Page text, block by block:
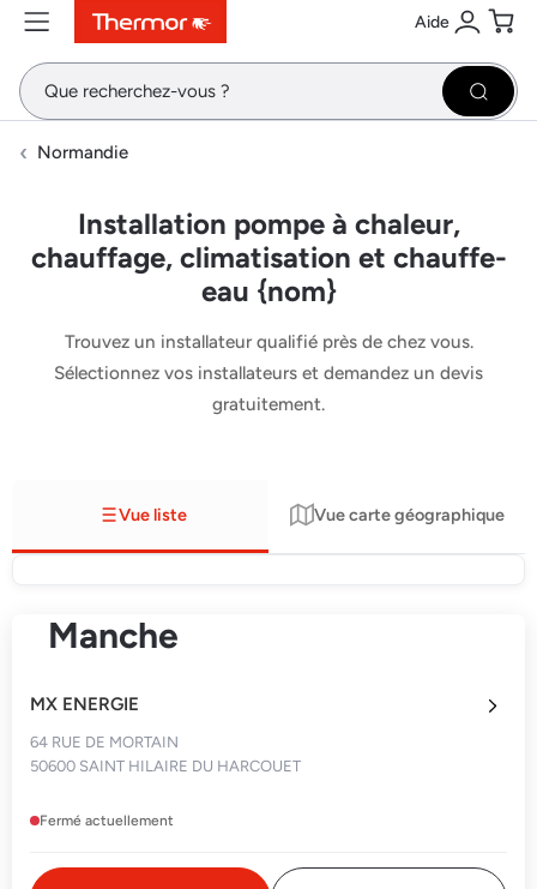
ContenuMenuRecherche Aide
Se
Normandie
Installation pompe à chaleur,
chauffage, climatisation et chauffe-
eau {nom}
Trouvez un installateur qualifié près de chez vous.
Sélectionnez vos installateurs et demandez un devis
gratuitement.
Vue liste Vue carte géographique
Manche
MX ENERGIE
64 RUE DE MORTAIN
50600 SAINT HILAIRE DU HARCOUET
Fermé actuellement